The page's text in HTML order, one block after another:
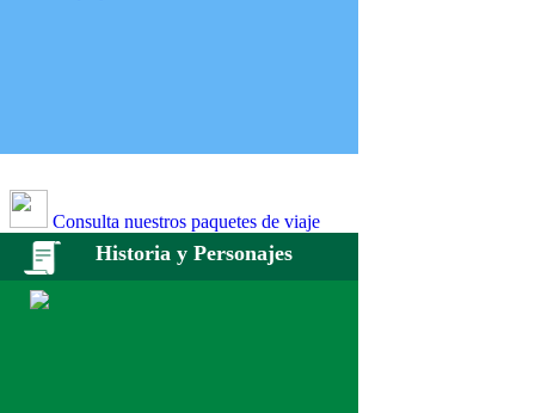
Consulta nuestros paquetes de viaje
Historia y Personajes